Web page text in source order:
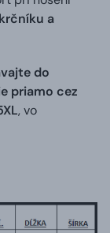
a
do
priamo cez
, vo